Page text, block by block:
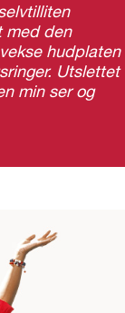
med den
hudplaten
Utslettet
min ser og